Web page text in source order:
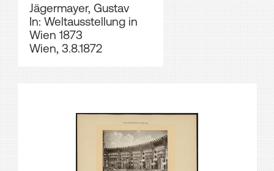
Jägermayer, Gustav
In: Weltausstellung in
Wien 1873
Wien, 3.8.1872